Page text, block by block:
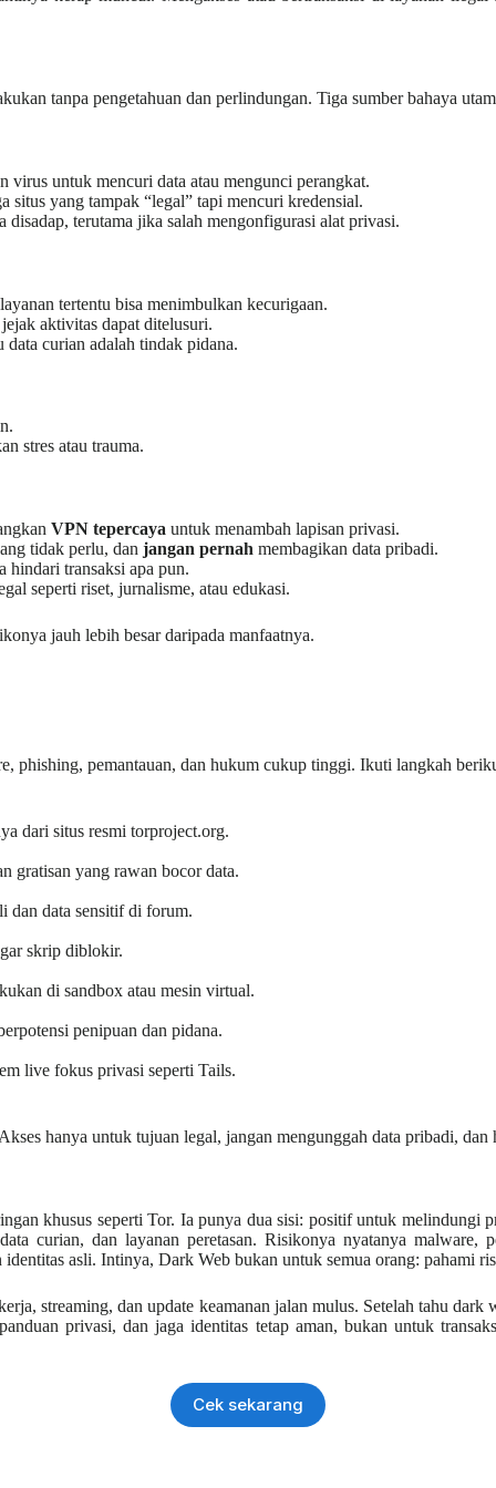
tanpa pengetahuan dan perlindungan. Tiga sumber bahaya
virus untuk mencuri data atau mengunci perangkat.
situs yang tampak “legal” tapi mencuri kredensial.
terutama jika salah mengonfigurasi alat privasi.
tertentu bisa menimbulkan kecurigaan.
aktivitas dapat ditelusuri.
data curian adalah tindak pidana.
stres atau trauma.
VPN tepercaya untuk menambah lapisan privasi.
tidak perlu, dan jangan pernah membagikan data pribadi.
hindari transaksi apa pun.
seperti riset, jurnalisme, atau edukasi.
jauh lebih besar daripada manfaatnya.
phishing, pemantauan, dan hukum cukup tinggi. Ikuti langkah
dari situs resmi torproject.org.
gratisan yang rawan bocor data.
dan data sensitif di forum.
skrip diblokir.
di sandbox atau mesin virtual.
penipuan dan pidana.
live fokus privasi seperti Tails.
hanya untuk tujuan legal, jangan mengunggah data pribadi, dan
khusus seperti Tor. Ia punya dua sisi: positif untuk melindungi
curian, dan layanan peretasan. Risikonya nyatanya
asli. Intinya, Dark Web bukan untuk semua orang: pahami
streaming, dan update keamanan jalan mulus. Setelah tahu
privasi, dan jaga identitas tetap aman, bukan untuk
Cek sekarang